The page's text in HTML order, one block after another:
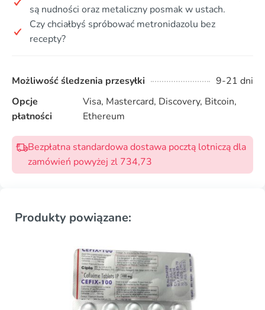
są nudności oraz metaliczny posmak w ustach.
Czy chciałbyś spróbować metronidazolu bez
recepty?
Możliwość śledzenia przesyłki
9-21 dni
Opcje
płatności
Visa, Mastercard, Discovery, Bitcoin,
Ethereum
Bezpłatna standardowa dostawa pocztą lotniczą dla
zamówień powyżej zl 734,73
Produkty powiązane: